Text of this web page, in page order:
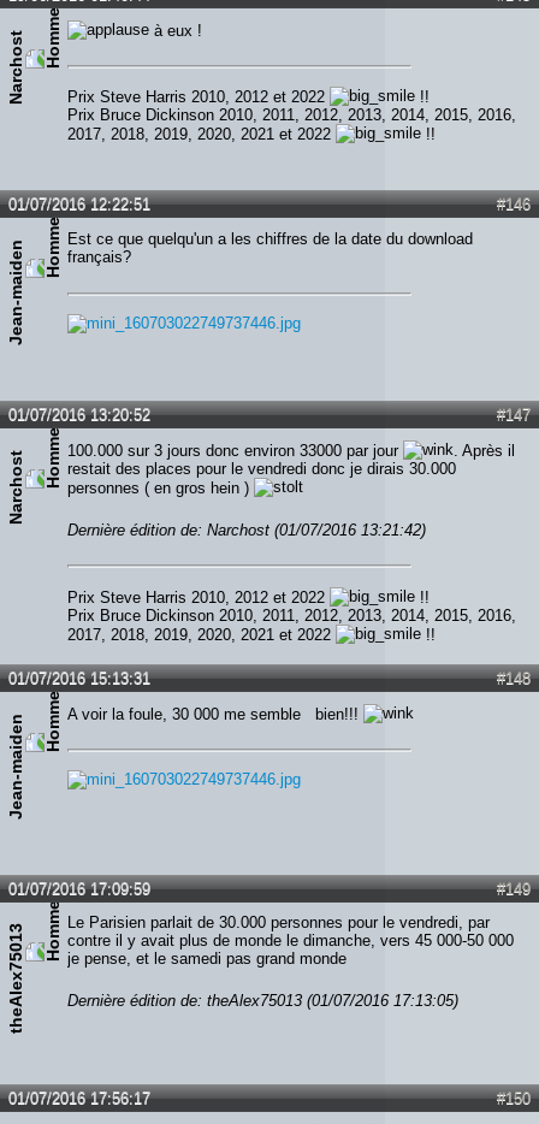
Narchost à eux !
Prix Steve Harris 2010, 2012 et 2022
!!
Prix Bruce Dickinson 2010, 2011, 2012, 2013, 2014, 2015, 2016,
2017, 2018, 2019, 2020, 2021 et 2022
!!
#146
01/07/2016 12:22:51
Jean-maiden
Est ce que quelqu'un a les chiffres de la date du download
français?
#147
01/07/2016 13:20:52
Narchost 100.000 sur 3 jours donc environ 33000 par jour
. Après il
restait des places pour le vendredi donc je dirais 30.000
personnes ( en gros hein )
Dernière édition de: Narchost (01/07/2016 13:21:42)
Prix Steve Harris 2010, 2012 et 2022
!!
Prix Bruce Dickinson 2010, 2011, 2012, 2013, 2014, 2015, 2016,
2017, 2018, 2019, 2020, 2021 et 2022
!!
#148
01/07/2016 15:13:31
Jean-maiden A voir la foule, 30 000 me semble bien!!!
#149
01/07/2016 17:09:59
theAlex75013
Le Parisien parlait de 30.000 personnes pour le vendredi, par
contre il y avait plus de monde le dimanche, vers 45 000-50 000
je pense, et le samedi pas grand monde
Dernière édition de: theAlex75013 (01/07/2016 17:13:05)
#150
01/07/2016 17:56:17